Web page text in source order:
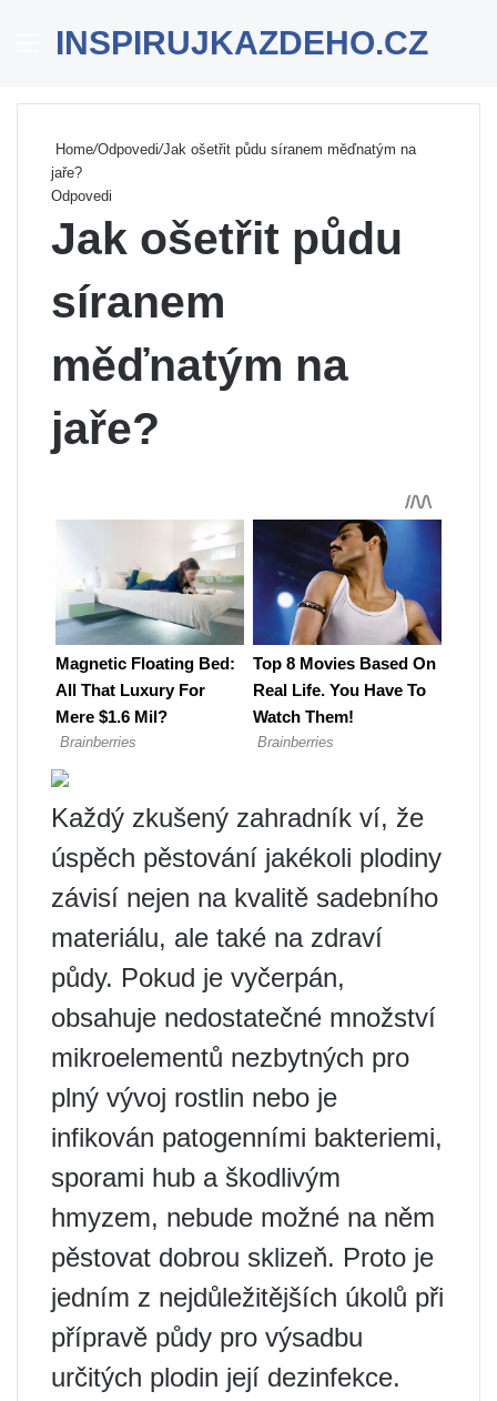
Menu
INSPIRUJKAZDEHO.CZ
Home/Odpovedi/Jak ošetřit půdu síranem měďnatým na
jaře?
Odpovedi
Jak ošetřit půdu
síranem
měďnatým na
jaře?
Každý zkušený zahradník ví, že
úspěch pěstování jakékoli plodiny
závisí nejen na kvalitě sadebního
materiálu, ale také na zdraví
půdy. Pokud je vyčerpán,
obsahuje nedostatečné množství
mikroelementů nezbytných pro
plný vývoj rostlin nebo je
infikován patogenními bakteriemi,
sporami hub a škodlivým
hmyzem, nebude možné na něm
pěstovat dobrou sklizeň. Proto je
jedním z nejdůležitějších úkolů při
přípravě půdy pro výsadbu
určitých plodin její dezinfekce.